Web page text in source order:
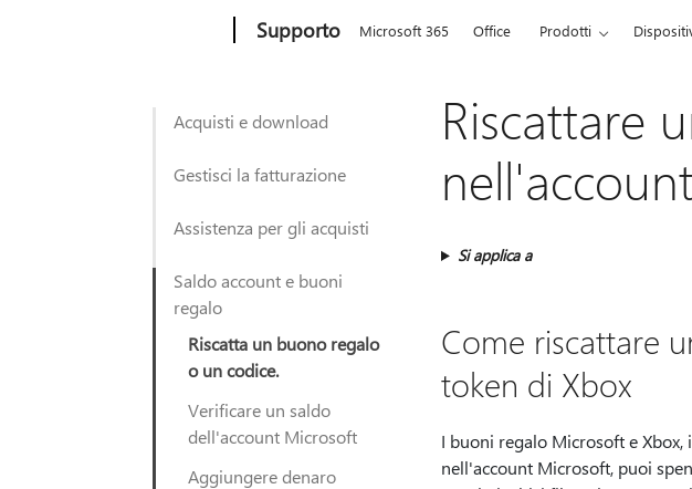
Supporto Microsoft 365 Office Prodotti
Acquisti e download
Gestisci la fatturazione
Assistenza per gli acquisti
Saldo account e buoni
regalo
Riscatta un buono regalo
o un codice.
Verificare un saldo
dell'account Microsoft
Aggiungere denaro
Riscattare
Si applica a
Come riscattare
token di Xbox
I buoni regalo Microsoft e
nell'account Microsoft, puoi